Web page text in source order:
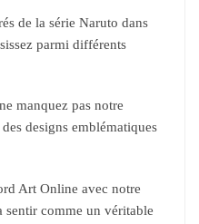
de la série Naruto dans
parmi différents
manquez pas notre
designs emblématiques
Art Online avec notre
sentir comme un véritable